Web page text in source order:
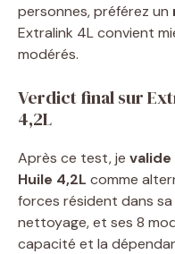
personnes, préférez un
Extralink 4L convient
modérés.
Verdict final sur
4,2L
Après ce test, je valide
Huile 4,2L comme
forces résident dans
nettoyage, et ses 8
capacité et la